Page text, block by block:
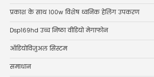
प्रकाश के साथ 100w विशेष ध्वनिक हेलिंग उपकरण
Dsp169hd उच्च निष्ठा वीडियो मेगाफोन
ऑडियोविज़ुअल सिस्टम
समाधान